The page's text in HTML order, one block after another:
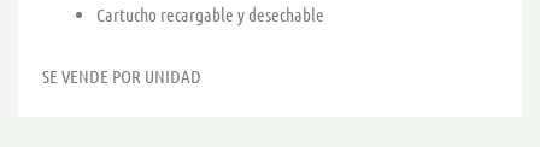
Cartucho recargable y desechable
SE VENDE POR UNIDAD